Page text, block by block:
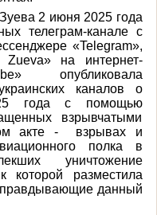
2 июня 2025 года
телеграм-канале с
«Telegram»,
на интернет-
опубликовала
каналов о
года с помощью
взрывчатыми
акте - взрывах и
полка в
уничтожение
которой разместила
данный